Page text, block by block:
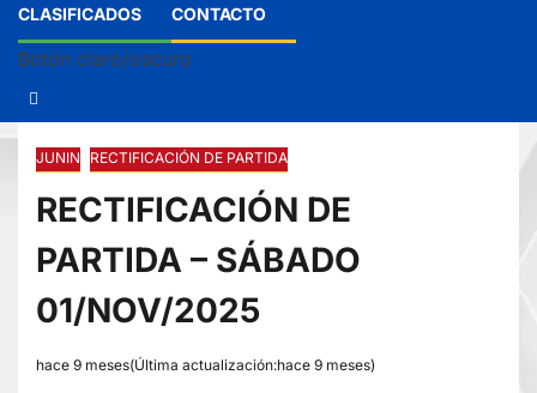
CLASIFICADOS CONTACTO
Botón claro/oscuro
JUNIN RECTIFICACIÓN DE PARTIDA
RECTIFICACIÓN DE
PARTIDA – SÁBADO
01/NOV/2025
hace 9 meses(Última actualización:hace 9 meses)